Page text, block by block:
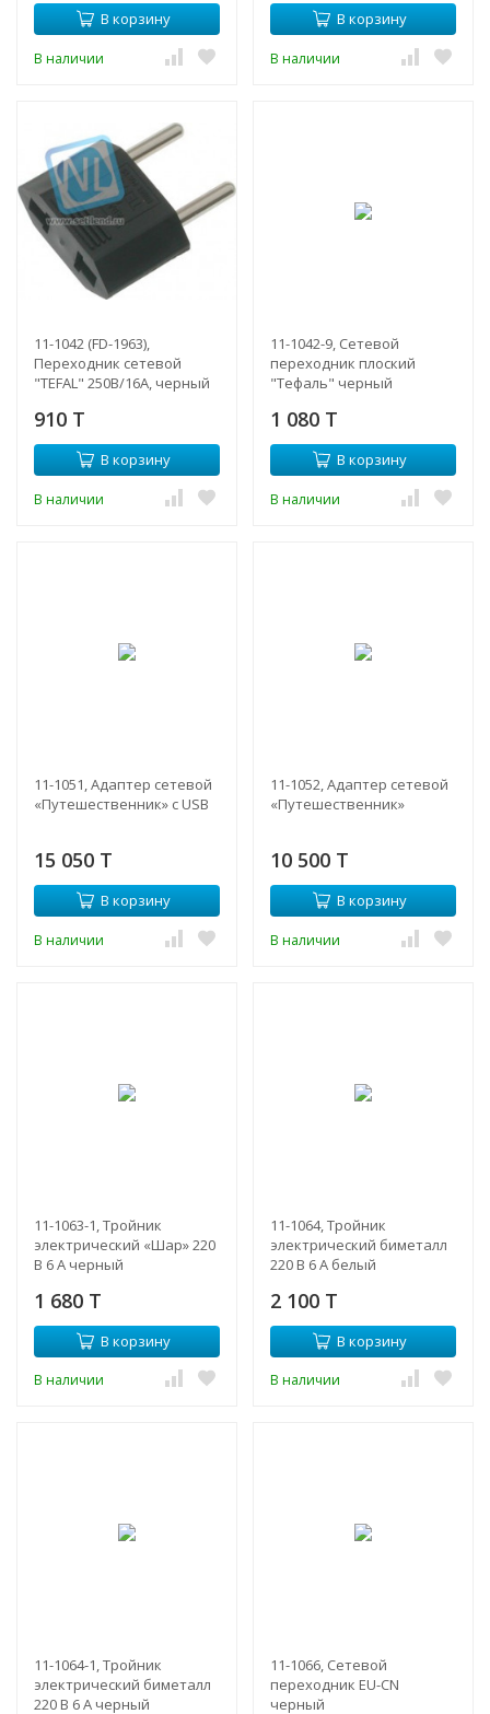
В корзину
В наличии
В корзину
В наличии
11-1042 (FD-1963),
Переходник сетевой
"TEFAL" 250В/16А, черный
910 T
В корзину
В наличии
11-1042-9, Сетевой
переходник плоский
"Тефаль" черный
упаковка 1 шт
1 080 T
В корзину
В наличии
11-1051, Адаптер сетевой
«Путешественник» с USB
15 050 T
В корзину
В наличии
11-1052, Адаптер сетевой
«Путешественник»
10 500 T
В корзину
В наличии
11-1063-1, Тройник
электрический «Шар» 220
В 6 А черный
1 680 T
В корзину
В наличии
11-1064, Тройник
электрический биметалл
220 В 6 А белый
2 100 T
В корзину
В наличии
11-1064-1, Тройник
электрический биметалл
220 В 6 А черный
11-1066, Сетевой
переходник EU-CN
черный